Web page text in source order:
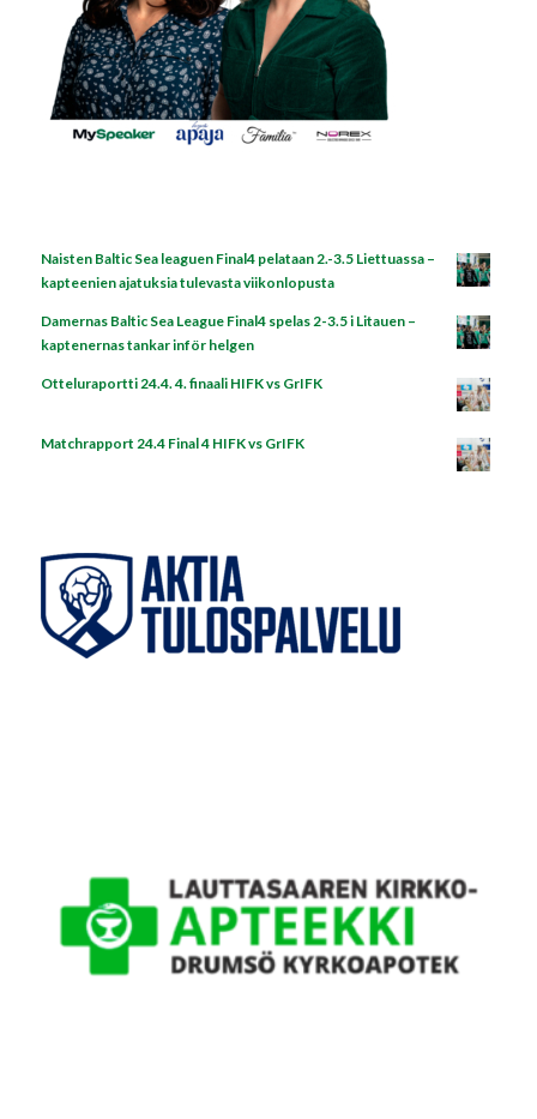
Naisten Baltic Sea leaguen Final4 pelataan 2.-3.5 Liettuassa –
kapteenien ajatuksia tulevasta viikonlopusta
Damernas Baltic Sea League Final4 spelas 2-3.5 i Litauen –
kaptenernas tankar inför helgen
Otteluraportti 24.4. 4. finaali HIFK vs GrIFK
Matchrapport 24.4 Final 4 HIFK vs GrIFK